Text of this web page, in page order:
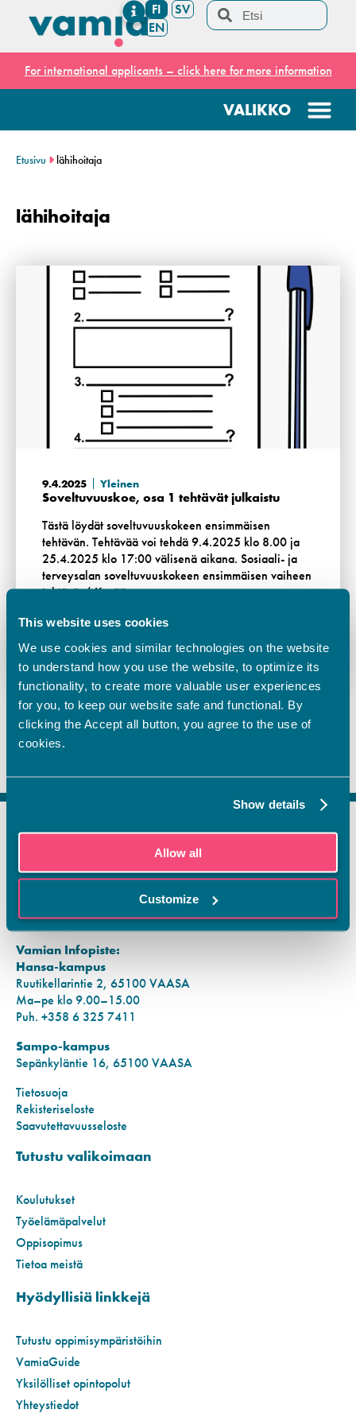
This website uses cookies
We use cookies and similar technologies on the website
to understand how you use the website, to optimize its
functionality, to create more valuable user experiences
for you, to keep our website safe and functional. By
clicking the Accept all button, you agree to the use of
cookies.
Show details
Allow all
Customize
FI
SV
EN
For international applicants – click here for more information
Etusivu lähihoitaja
lähihoitaja
9.4.2025 Yleinen
Soveltuvuuskoe, osa 1 tehtävät julkaistu
Tästä löydät soveltuvuuskokeen ensimmäisen
tehtävän. Tehtävää voi tehdä 9.4.2025 klo 8.00 ja
25.4.2025 klo 17:00 välisenä aikana. Sosiaali- ja
terveysalan soveltuvuuskokeen ensimmäisen vaiheen
tehtävä / Kevään …
Lue lisää
FI
SV
Vamian Infopiste:
Hansa-kampus
Ruutikellarintie 2, 65100 VAASA
Ma–pe klo 9.00–15.00
Puh. +358 6 325 7411
Sampo-kampus
Sepänkyläntie 16, 65100 VAASA
Tietosuoja
Rekisteriseloste
Saavutettavuusseloste
Tutustu valikoimaan
Koulutukset
Työelämäpalvelut
Oppisopimus
Tietoa meistä
Hyödyllisiä linkkejä
Tutustu oppimisympäristöihin
VamiaGuide
Yksilölliset opintopolut
Yhteystiedot